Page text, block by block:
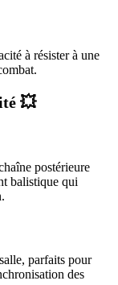
à résister à une
💥
postérieure
balistique qui
parfaits pour
des